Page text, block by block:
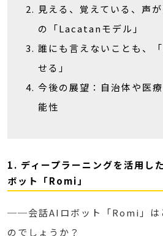
見える、覚えている、声
の「Lacatanモデル」
誰にも言えないことも、
せる」
今後の展望：自治体や医
能性
1. ディープラーニングを活用し
ボット「Romi」
──会話AIロボット「Romi」は
のでしょうか？